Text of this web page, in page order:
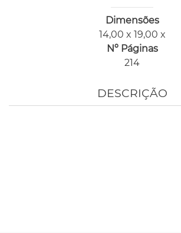
Dimensões
14,00 x 19,00 x
Nº Páginas
214
DESCRIÇÃO